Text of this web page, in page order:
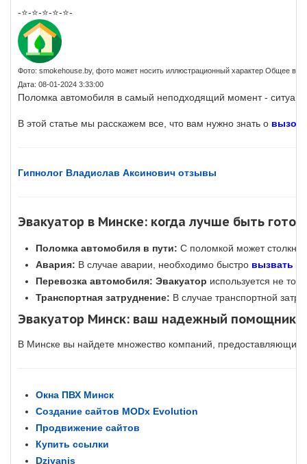
-⭐-⭐-⭐-⭐-⭐-
Фото: smokehouse.by, фото может носить иллюстрационный характер Общее в
Дата: 08-01-2024 3:33:00
Поломка автомобиля в самый неподходящий момент -
В этой статье мы расскажем все, что вам нужно знать о
Гипнолог Владислав Аксинович отзывы
Эвакуатор в Минске: когда лучше быть
Поломка автомобиля в пути: С поломкой может
Авария: В случае аварии, необходимо быстро вызвать
Перевозка автомобиля: Эвакуатор используется не
Транспортная затруднение: В случае транспортной
Эвакуатор Минск: ваш надежный помощник
В Минске вы найдете множество компаний, предоставляющих
Окна ПВХ Минск
Создание сайтов MODx Evolution
Продвижение сайтов
Купить ссылки
Dziyanis